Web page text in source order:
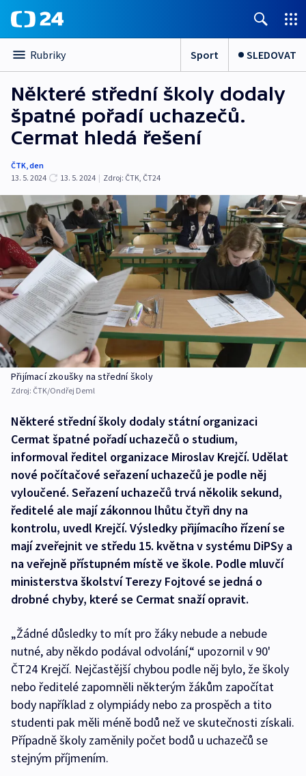
Rubriky Sport SLEDOVAT
Některé střední školy dodaly
špatné pořadí uchazečů.
Cermat hledá řešení
ČTK,den
13. 5. 2024
13. 5. 2024 | Zdroj: ČTK, ČT24
Přijímací zkoušky na střední školy
Zdroj: ČTK/Ondřej Deml
Některé střední školy dodaly státní organizaci
Cermat špatné pořadí uchazečů o studium,
informoval ředitel organizace Miroslav Krejčí. Udělat
nové počítačové seřazení uchazečů je podle něj
vyloučené. Seřazení uchazečů trvá několik sekund,
ředitelé ale mají zákonnou lhůtu čtyři dny na
kontrolu, uvedl Krejčí. Výsledky přijímacího řízení se
mají zveřejnit ve středu 15. května v systému DiPSy a
na veřejně přístupném místě ve škole. Podle mluvčí
ministerstva školství Terezy Fojtové se jedná o
drobné chyby, které se Cermat snaží opravit.
„Žádné důsledky to mít pro žáky nebude a nebude
nutné, aby někdo podával odvolání,“ upozornil v 90'
ČT24 Krejčí. Nejčastější chybou podle něj bylo, že školy
nebo ředitelé zapomněli některým žákům započítat
body například z olympiády nebo za prospěch a tito
studenti pak měli méně bodů než ve skutečnosti získali.
Případně školy zaměnily počet bodů u uchazečů se
stejným příjmením.